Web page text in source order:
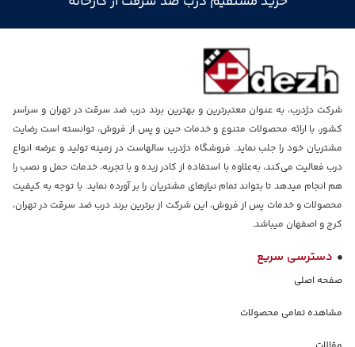
شرکت دژدرب، به عنوان معتبرترین و بهترین برند درب ضد سرقت در تهران و سراسر
کشور، با ارائه محصولات متنوع و خدمات حین و پس از فروش، توانسته است رضایت
مشتریان خود را جلب نماید. فروشگاه دژدرب سالهاست در زمینه تولید و عرضه انواع
درب فعالیت می‌کند، به‌علاوه با استفاده از کادر زبده و با تجربه، خدمات حمل و نصب را
هم انجام میدهد تا بتواند تمام نیازهای مشتریان را بر آورده نماید. با توجه به کیفیت
محصولات و خدمات پس از فروش، این شرکت از برترین برند درب ضد سرقت در تهران،
کرج و اصفهان میباشد.
دسترسی سریع
صفحه اصلی
مشاهده تمامی محصولات